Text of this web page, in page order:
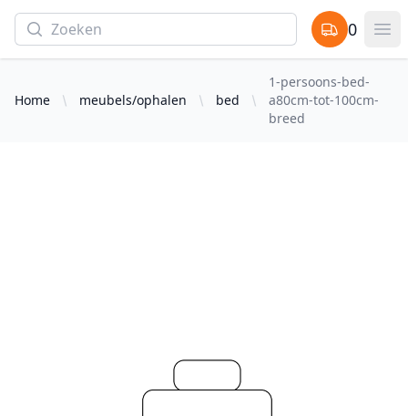
Search 0
items in cart,
Home meubels/ophalen bed
1-persoons-bed-
a80cm-tot-100cm-
breed